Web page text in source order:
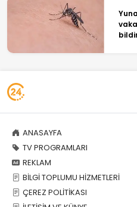
ANASAYFA
TV PROGRAMLARI
REKLAM
BİLGİ TOPLUMU HİZMETLERİ
ÇEREZ POLİTİKASI